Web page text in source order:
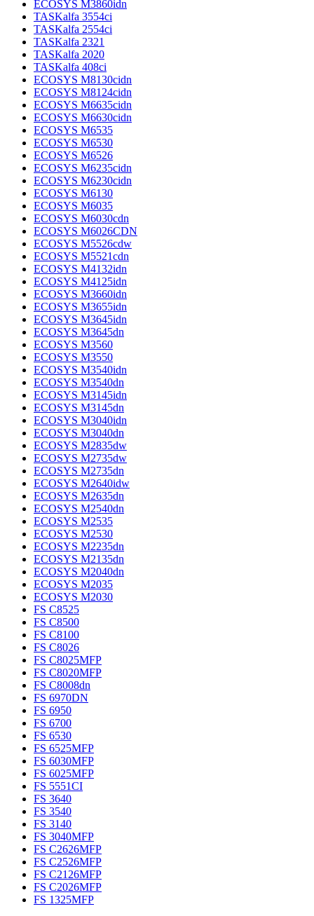
ECOSYS M3860idn
TASKalfa 3554ci
TASKalfa 2554ci
TASKalfa 2321
TASKalfa 2020
TASKalfa 408ci
ECOSYS M8130cidn
ECOSYS M8124cidn
ECOSYS M6635cidn
ECOSYS M6630cidn
ECOSYS M6535
ECOSYS M6530
ECOSYS M6526
ECOSYS M6235cidn
ECOSYS M6230cidn
ECOSYS M6130
ECOSYS M6035
ECOSYS M6030cdn
ECOSYS M6026CDN
ECOSYS M5526cdw
ECOSYS M5521cdn
ECOSYS M4132idn
ECOSYS M4125idn
ECOSYS M3660idn
ECOSYS M3655idn
ECOSYS M3645idn
ECOSYS M3645dn
ECOSYS M3560
ECOSYS M3550
ECOSYS M3540idn
ECOSYS M3540dn
ECOSYS M3145idn
ECOSYS M3145dn
ECOSYS M3040idn
ECOSYS M3040dn
ECOSYS M2835dw
ECOSYS M2735dw
ECOSYS M2735dn
ECOSYS M2640idw
ECOSYS M2635dn
ECOSYS M2540dn
ECOSYS M2535
ECOSYS M2530
ECOSYS M2235dn
ECOSYS M2135dn
ECOSYS M2040dn
ECOSYS M2035
ECOSYS M2030
FS C8525
FS C8500
FS C8100
FS C8026
FS C8025MFP
FS C8020MFP
FS C8008dn
FS 6970DN
FS 6950
FS 6700
FS 6530
FS 6525MFP
FS 6030MFP
FS 6025MFP
FS 5551CI
FS 3640
FS 3540
FS 3140
FS 3040MFP
FS C2626MFP
FS C2526MFP
FS C2126MFP
FS C2026MFP
FS 1325MFP